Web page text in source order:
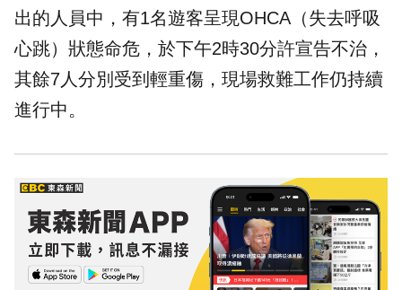
出的人員中，有1名遊客呈現OHCA（失去呼吸
心跳）狀態命危，於下午2時30分許宣告不治，
其餘7人分別受到輕重傷，現場救難工作仍持續
進行中。